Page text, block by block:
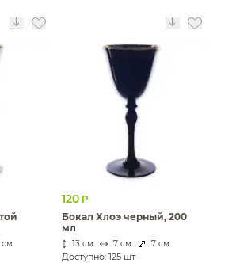
см
120 Р
Бокал Хлоэ черный, 200
мл
13 см 7 см 7 см
Доступно: 125 шт